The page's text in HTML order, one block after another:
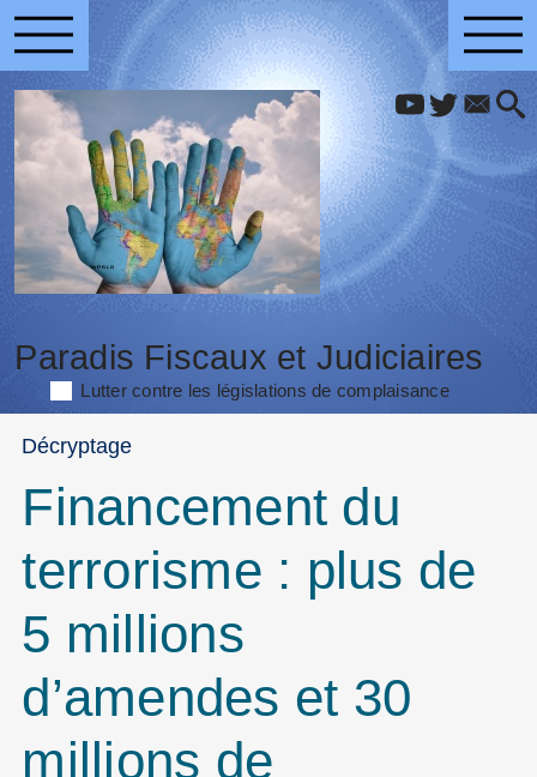
Paradis Fiscaux et Judiciaires
Lutter contre les législations de complaisance
Décryptage
Financement du
terrorisme : plus de
5 millions
d’amendes et 30
millions de